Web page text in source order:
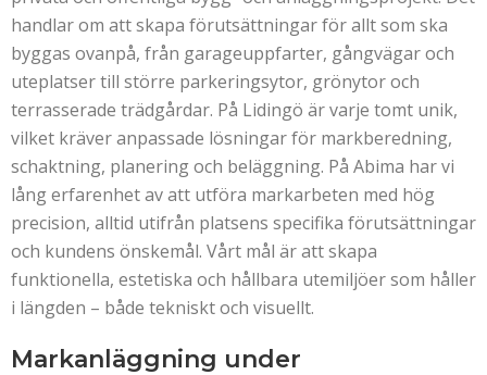
handlar om att skapa förutsättningar för allt som ska
byggas ovanpå, från garageuppfarter, gångvägar och
uteplatser till större parkeringsytor, grönytor och
terrasserade trädgårdar. På Lidingö är varje tomt unik,
vilket kräver anpassade lösningar för markberedning,
schaktning, planering och beläggning. På Abima har vi
lång erfarenhet av att utföra markarbeten med hög
precision, alltid utifrån platsens specifika förutsättningar
och kundens önskemål. Vårt mål är att skapa
funktionella, estetiska och hållbara utemiljöer som håller
i längden – både tekniskt och visuellt.
Markanläggning under